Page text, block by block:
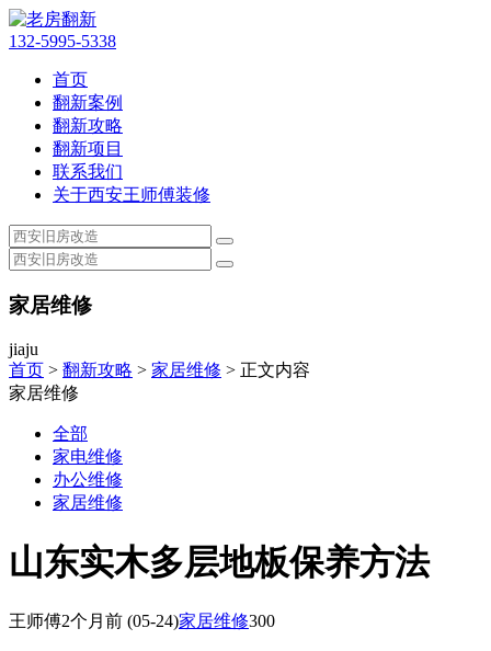
132-5995-5338
首页
翻新案例
翻新攻略
翻新项目
联系我们
关于西安王师傅装修
家居维修
jiaju
首页 > 翻新攻略 > 家居维修 > 正文内容
家居维修
全部
家电维修
办公维修
家居维修
山东实木多层地板保养方法
王师傅2个月前 (05-24)家居维修300